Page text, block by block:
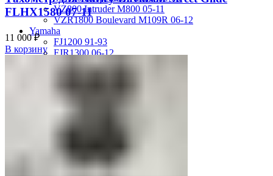
VZ800 Intruder M800 05-11
VZR1800 Boulevard M109R 06-12
Yamaha
FJ1200 91-93
FJR1300 06-12
FZ-1 N/S 06-15
FZ-6 N/S 04-07
FZR1000 87-90
FZS1000 Fazer 01-05
MT-01 05-09
MT-09 14-17
FLHX1580 07-11
11 000₽
В корзину